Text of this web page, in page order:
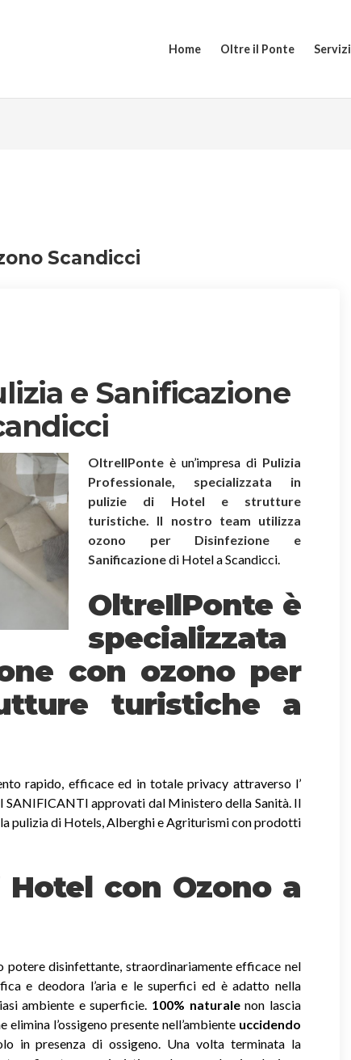
Home Oltre il Ponte Servizi
Scandicci
e Sanificazione
OltreIlPonte è un’impresa di Pulizia
Professionale, specializzata in
pulizie di Hotel e strutture
turistiche. Il nostro team utilizza
ozono per Disinfezione e
Sanificazionedi Hotel a Scandicci.
OltreIlPonte è
specializzata
con ozono per
turistiche a
rapido, efficace ed in totale privacy attraverso l’
approvati dal Ministero della Sanità. Il
pulizia di Hotels, Alberghi e Agriturismi con prodotti
con Ozono a
potere disinfettante, straordinariamente efficace nel
e deodora l’aria e le superfici ed è adatto nella
ambiente e superficie. 100% naturalenon lascia
elimina l’ossigeno presente nell’ambiente uccidendo
in presenza di ossigeno. Una volta terminata la